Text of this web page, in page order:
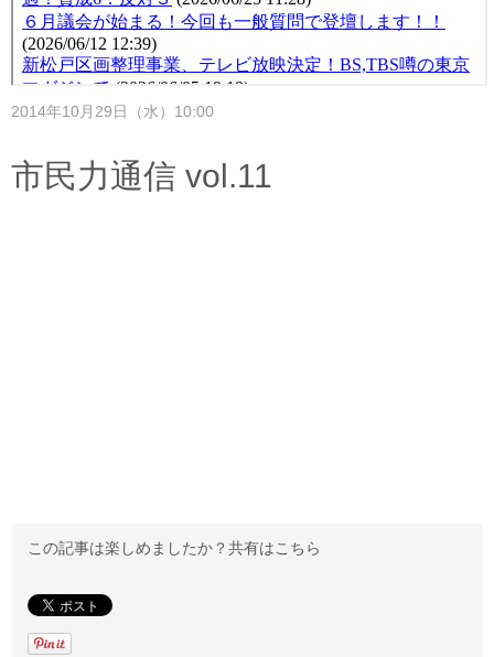
2014年10月29日（水）10:00
市民力通信 vol.11
この記事は楽しめましたか？共有はこちら